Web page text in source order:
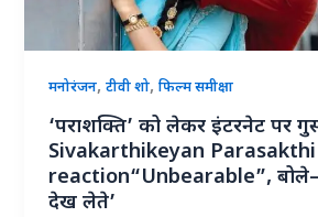
मनोरंजन,टीवी शो,फिल्म समीक्षा
‘पराशक्ति’ को लेकर इंटरनेट पर
Sivakarthikeyan
reaction“Unbearable”, बोले–
देख लेते’